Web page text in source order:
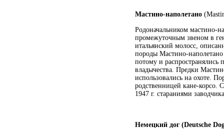
Мастино-наполетано
Родоначальником мастино-
промежуточным звеном в
итальянский молосс,
породы Мастино-
потому и распространялись
владычества. Предки
использовались на охоте.
родственницей кане-корсо.
1947 г. стараниями
Немецкий дог (Deutsche